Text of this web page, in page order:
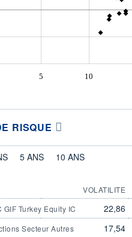
5 10
RISQUE
5 ANS 10 ANS
VOLATILITE
GIF Turkey Equity IC
22,86
Secteur Autres 17,54